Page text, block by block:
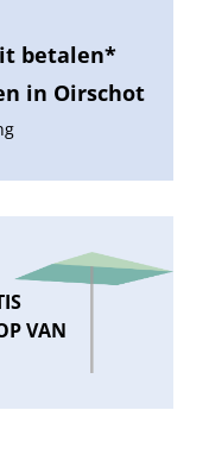
betalen*
in Oirschot
VAN